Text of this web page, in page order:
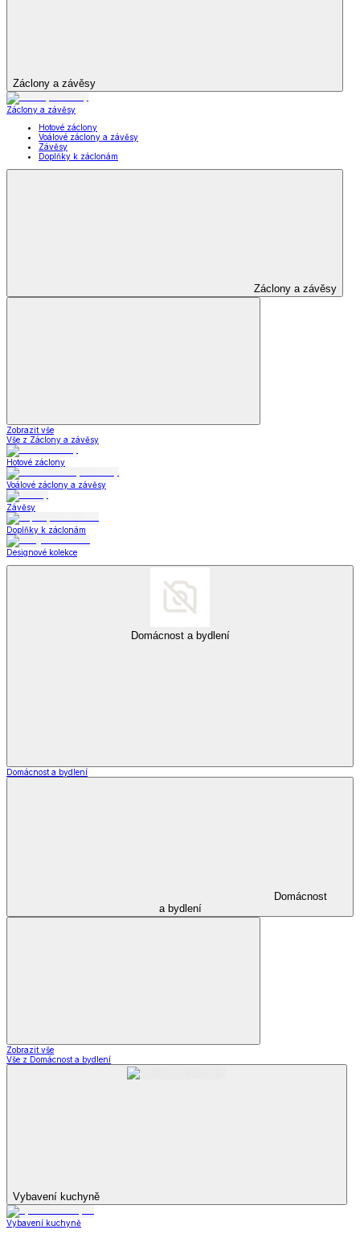
Záclony a závěsy
Záclony a závěsy
Hotové záclony
Voálové záclony a závěsy
Závěsy
Doplňky k záclonám
Záclony a závěsy
Zobrazit vše
Vše z Záclony a závěsy
Hotové záclony
Voálové záclony a závěsy
Závěsy
Doplňky k záclonám
Designové kolekce
Domácnost a bydlení
Domácnost a bydlení
Domácnost
a bydlení
Zobrazit vše
Vše z Domácnost a bydlení
Vybavení kuchyně
Vybavení kuchyně